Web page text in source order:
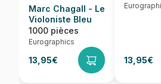
Marc Chagall - Le
Violoniste Bleu
1000 pièces
Eurographics
13,95€ 13,95€